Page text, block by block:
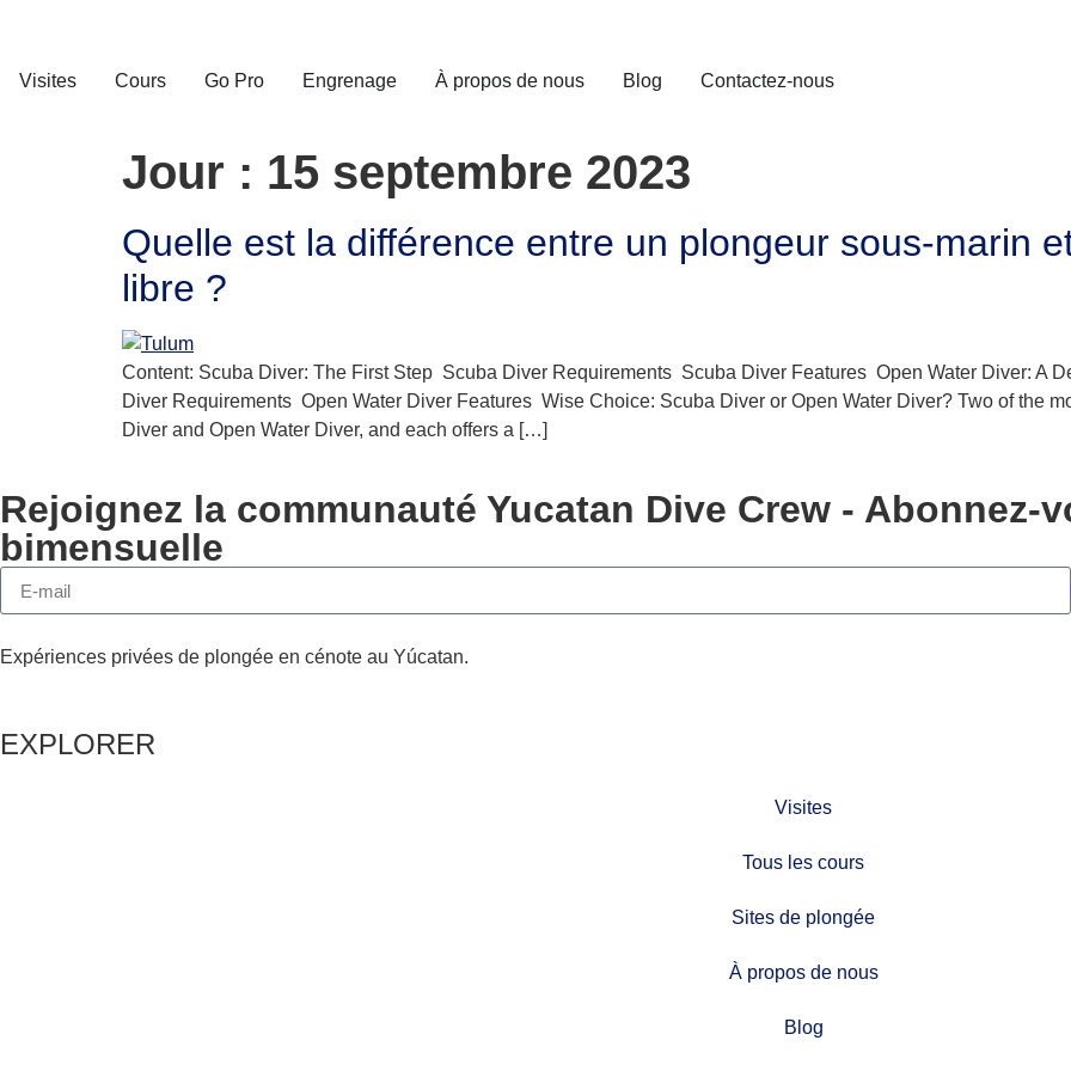
Visites Cours Go Pro Engrenage À propos de nous Blog Contactez-nous
Jour : 15 septembre 2023
Quelle est la différence entre un plongeur sous-marin
libre ?
Content: Scuba Diver: The First Step Scuba Diver Requirements Scuba Diver Features Open Water Diver: A
Diver Requirements Open Water Diver Features Wise Choice: Scuba Diver or Open Water Diver? Two of the
Diver and Open Water Diver, and each offers a […]
Rejoignez la communauté Yucatan Dive Crew - Abonnez-
bimensuelle
Expériences privées de plongée en cénote au Yúcatan.
EXPLORER
Visites
Tous les cours
Sites de plongée
À propos de nous
Blog